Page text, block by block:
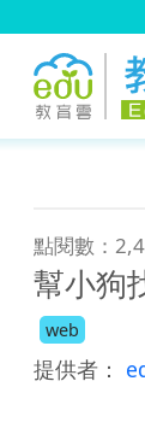
點閱數：
幫小狗
web
提供者：